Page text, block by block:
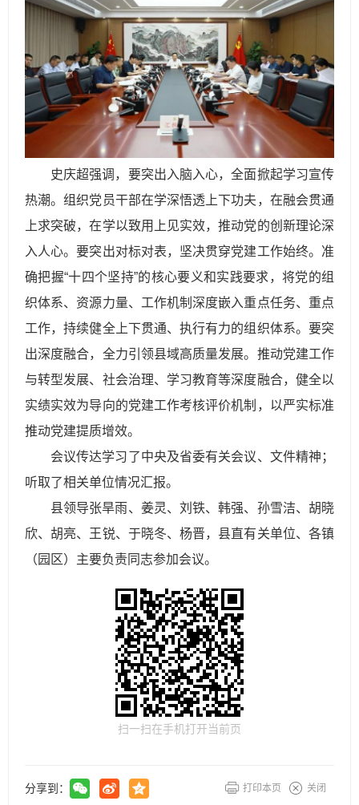
史庆超强调，要突出入脑入心，全面掀起学习宣传
热潮。组织党员干部在学深悟透上下功夫，在融会贯通
上求突破，在学以致用上见实效，推动党的创新理论深
入人心。要突出对标对表，坚决贯穿党建工作始终。准
确把握“十四个坚持”的核心要义和实践要求，将党的组
织体系、资源力量、工作机制深度嵌入重点任务、重点
工作，持续健全上下贯通、执行有力的组织体系。要突
出深度融合，全力引领县域高质量发展。推动党建工作
与转型发展、社会治理、学习教育等深度融合，健全以
实绩实效为导向的党建工作考核评价机制，以严实标准
推动党建提质增效。
会议传达学习了中央及省委有关会议、文件精神；
听取了相关单位情况汇报。
县领导张旱雨、姜灵、刘铁、韩强、孙雪洁、胡晓
欣、胡亮、王锐、于晓冬、杨晋，县直有关单位、各镇
（园区）主要负责同志参加会议。
扫一扫在手机打开当前页
分享到： 打印本页 关闭